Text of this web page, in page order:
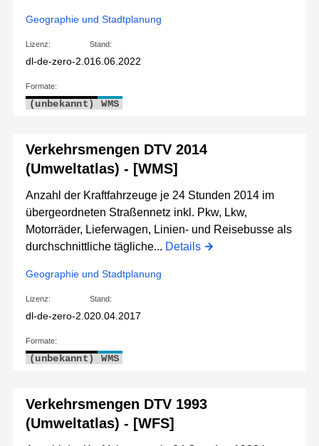
Geographie und Stadtplanung
Lizenz:
dl-de-zero-2.0
Stand:
16.06.2022
Formate:
(unbekannt) WMS
Verkehrsmengen DTV 2014
(Umweltatlas) - [WMS]
Anzahl der Kraftfahrzeuge je 24 Stunden 2014 im
übergeordneten Straßennetz inkl. Pkw, Lkw,
Motorräder, Lieferwagen, Linien- und Reisebusse als
durchschnittliche tägliche... Details
Geographie und Stadtplanung
Lizenz:
dl-de-zero-2.0
Stand:
20.04.2017
Formate:
(unbekannt) WMS
Verkehrsmengen DTV 1993
(Umweltatlas) - [WFS]